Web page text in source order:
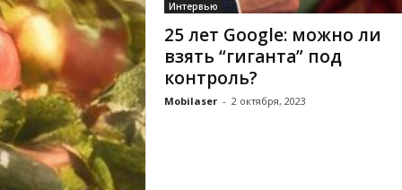
Интервью
25 лет Google: можно ли
взять “гиганта” под
контроль?
Mobilaser - 2 октября, 2023